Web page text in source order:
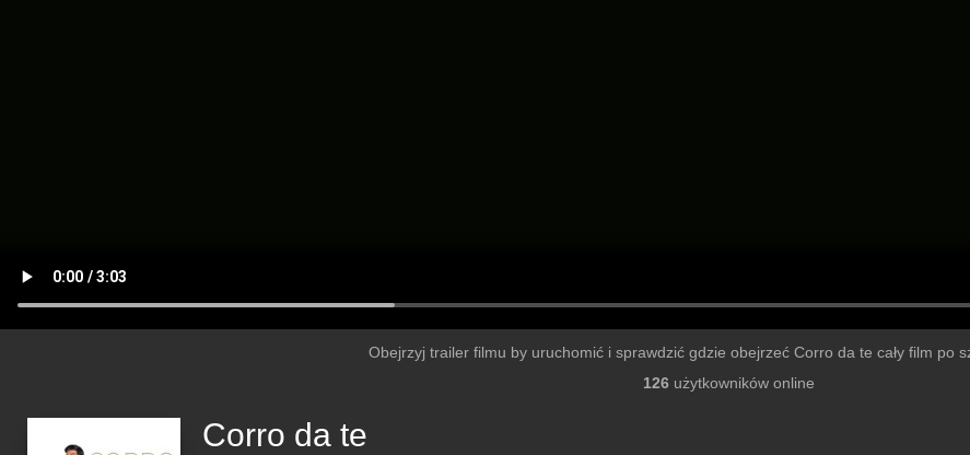
Obejrzyj trailer filmu by uruchomić i sprawdzić gdzie obejrzeć Corro da te cały film po
126użytkowników online
Corro da te